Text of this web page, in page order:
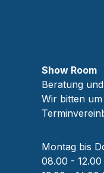
Show Room
Beratung
Wir bitten
Montag bis
08.00 -